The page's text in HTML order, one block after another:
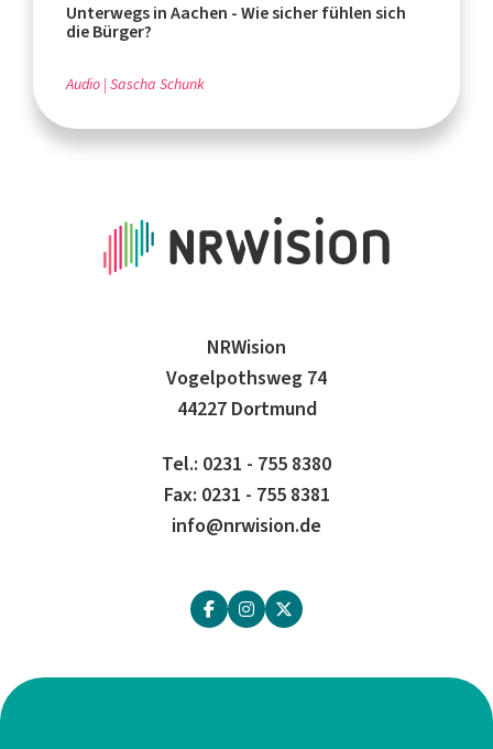
Unterwegs in Aachen - Wie sicher fühlen sich
die Bürger?
Audio Sascha Schunk
NRWision
Vogelpothsweg 74
44227 Dortmund
Tel.: 0231 - 755 8380
Fax: 0231 - 755 8381
info@nrwision.de